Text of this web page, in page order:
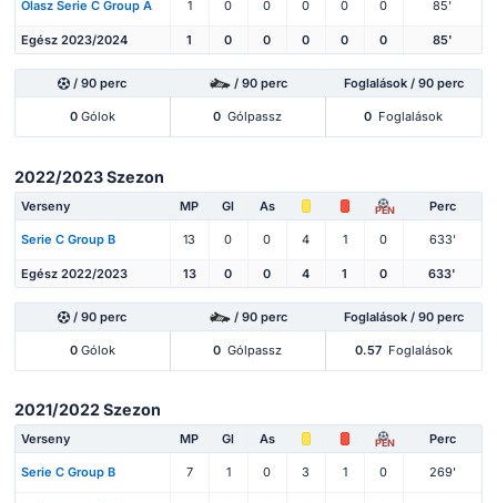
Olasz Serie C Group A 1 0 0 0 0 0 85'
Egész 2023/2024 1 0 0 0 0 0 85'
/ 90 perc / 90 perc Foglalások / 90 perc
0Gólok 0 Gólpassz 0 Foglalások
2022/2023 Szezon
Verseny MP Gl As PEN Perc
Serie C Group B 13 0 0 4 1 0 633'
Egész 2022/2023 13 0 0 4 1 0 633'
/ 90 perc / 90 perc Foglalások / 90 perc
0Gólok 0 Gólpassz 0.57 Foglalások
2021/2022 Szezon
Verseny MP Gl As PEN Perc
Serie C Group B 7 1 0 3 1 0 269'